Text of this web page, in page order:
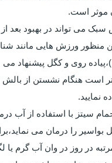
موثر است.
می تواند در بهبود بعد
منظور ورزش هایی مانند شنا
روی و کگل پیشنهاد
است هنگام نشستن از
نمایید.
سیتز با استفاده از آب
را درمان می
مرتبه در روز در وان آب گرم